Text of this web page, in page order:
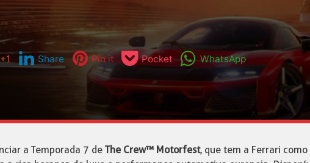
+1 Share Pin it Pocket WhatsApp
a Temporada 7 de The Crew™ Motorfest, que tem a Ferrari como